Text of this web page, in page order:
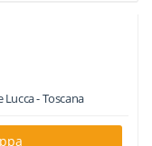
Lucca -Toscana